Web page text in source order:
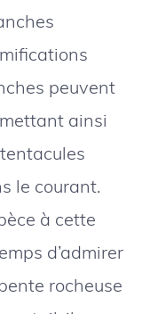
peuvent
ainsi
le courant.
à cette
d’admirer
rocheuse